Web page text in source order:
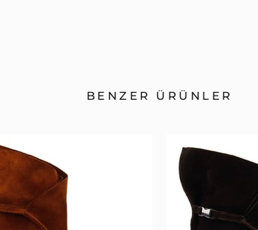
BENZER ÜRÜNLER